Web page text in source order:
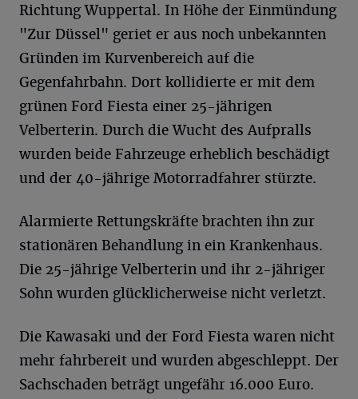
Richtung Wuppertal. In Höhe der Einmündung
"Zur Düssel" geriet er aus noch unbekannten
Gründen im Kurvenbereich auf die
Gegenfahrbahn. Dort kollidierte er mit dem
grünen Ford Fiesta einer 25-jährigen
Velberterin. Durch die Wucht des Aufpralls
wurden beide Fahrzeuge erheblich beschädigt
und der 40-jährige Motorradfahrer stürzte.
Alarmierte Rettungskräfte brachten ihn zur
stationären Behandlung in ein Krankenhaus.
Die 25-jährige Velberterin und ihr 2-jähriger
Sohn wurden glücklicherweise nicht verletzt.
Die Kawasaki und der Ford Fiesta waren nicht
mehr fahrbereit und wurden abgeschleppt. Der
Sachschaden beträgt ungefähr 16.000 Euro.